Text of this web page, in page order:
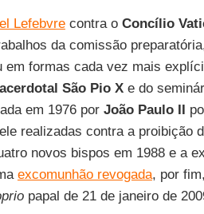
Lefebvre contra o Concílio
da comissão
em formas cada vez mais
São Pio X e do
em 1976 por João Paulo II
realizadas contra a proibição
novos bispos em 1988 e a
excomunhão revogada, por
papal de 21 de janeiro de